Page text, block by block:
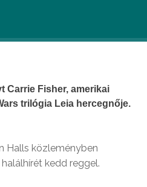
Carrie Fisher, amerikai
trilógia Leia hercegnője.
Halls közleményben
kedd reggel.